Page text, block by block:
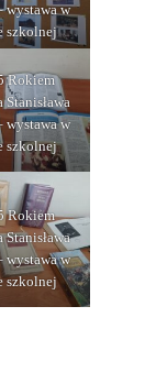
wystawa w
szkolnej
Rokiem
Stanisława
wystawa w
szkolnej
Rokiem
Stanisława
wystawa w
szkolnej